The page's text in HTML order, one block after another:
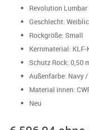
Revolution Lumbar
Geschlecht:
Rockgröße: Small
Kernmaterial:
Schutz Rock: 0,50
Außenfarbe: Navy
Material innen:
Neu